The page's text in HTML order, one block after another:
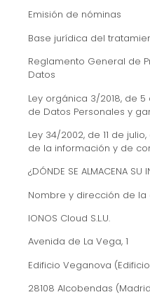
Emisión de nóminas
Base jurídica del
Reglamento General de
Datos
Ley orgánica 3/2018, de
de Datos Personales y
Ley 34/2002, de 11 de
de la información y de
¿DÓNDE SE ALMACENA SU
Nombre y dirección de
IONOS Cloud S.L.U.
Avenida de La Vega, 1
Edificio Veganova
28108 Alcobendas